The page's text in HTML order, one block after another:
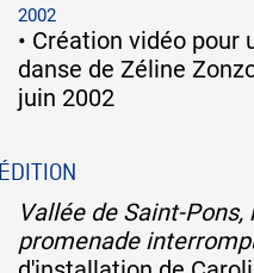
2002
• Création vidéo pour
danse de Zéline
juin 2002
ÉDITION
Vallée de Saint-Pons,
promenade